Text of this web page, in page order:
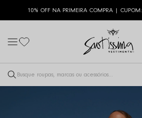
10% OFF NA PRIMEIRA COMPRA | CUPOM: